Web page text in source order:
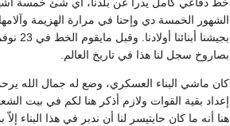
خط دفاعي كامل يدرأ عن بلدنا، أي شئ خمسة
الشهور الخمسة دي وإحنا في مرارة الهزيمة
بصاروخ سجل لنا هذا في تاريخ العالم.
إعداد بقية القوات ولازم أذكر هنا لكم في بيت
هنا أنه ما كان حايتيسر لنا أن ندبر في هذا البناء